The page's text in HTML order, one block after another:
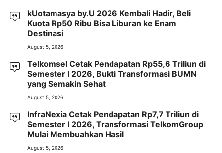
kUotamasya by.U 2026 Kembali Hadir, Beli
Kuota Rp50 Ribu Bisa Liburan ke Enam
Destinasi
August 5, 2026
Telkomsel Cetak Pendapatan Rp55,6 Triliun di
Semester I 2026, Bukti Transformasi BUMN
yang Semakin Sehat
August 5, 2026
InfraNexia Cetak Pendapatan Rp7,7 Triliun di
Semester I 2026, Transformasi TelkomGroup
Mulai Membuahkan Hasil
August 5, 2026